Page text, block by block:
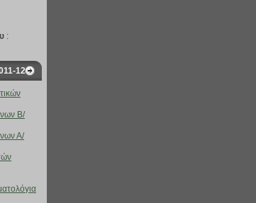
:
12
Β/
Α/